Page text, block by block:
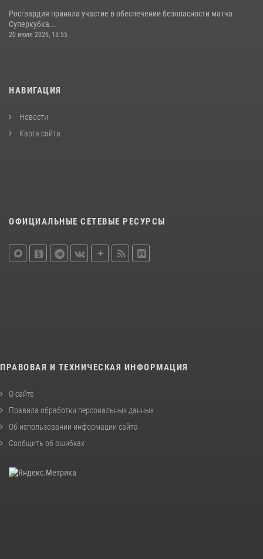
Росгвардия приняла участие в обеспечении безопасности матча
Суперкубка...
20 июля 2026, 13:55
НАВИГАЦИЯ
Новости
Карта сайта
ОФИЦИАЛЬНЫЕ СЕТЕВЫЕ РЕСУРСЫ
ПРАВОВАЯ И ТЕХНИЧЕСКАЯ ИНФОРМАЦИЯ
О сайте
Правила обработки персональных данных
Об использовании информации сайта
Сообщить об ошибках